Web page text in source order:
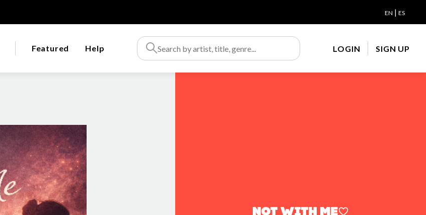
EN | ES
Featured Help LOGIN SIGN UP
Not with me